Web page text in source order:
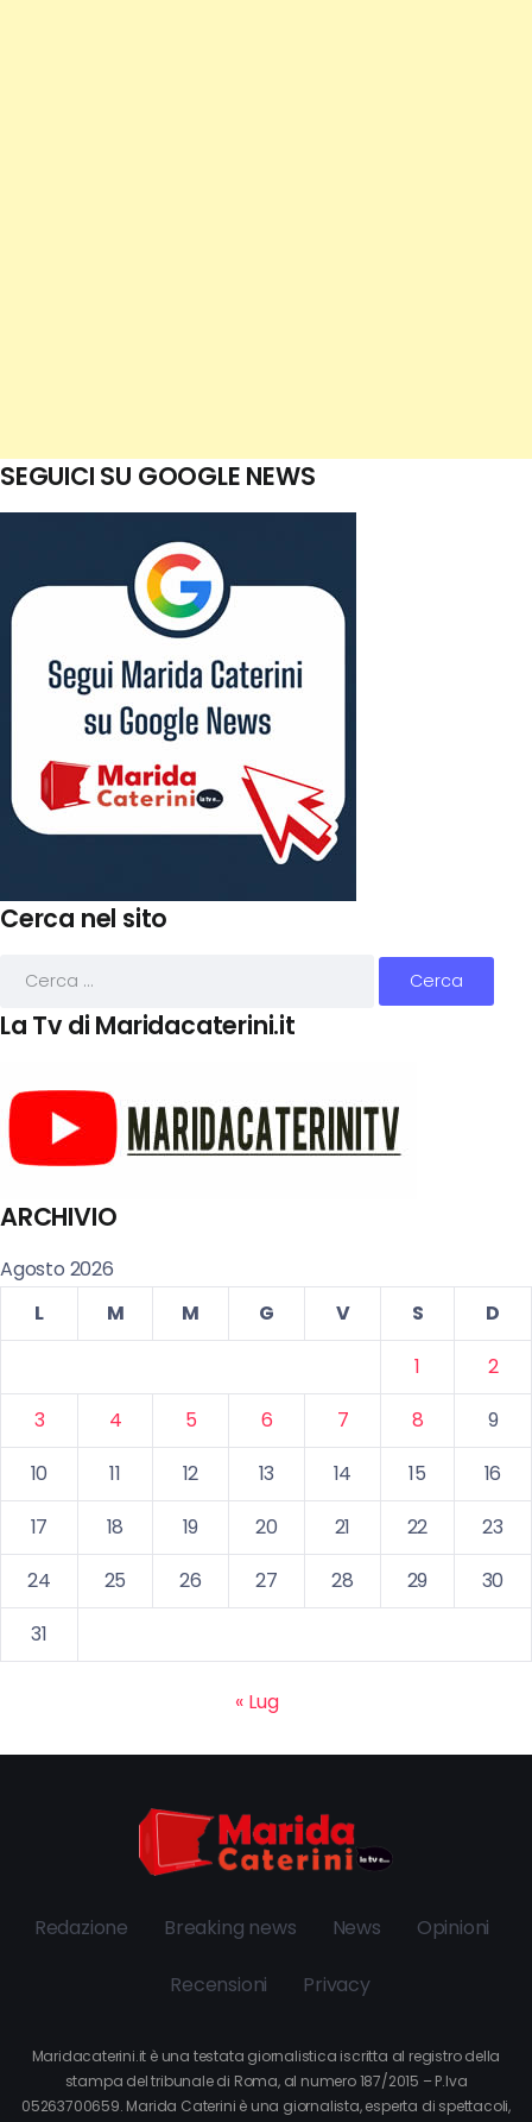
SEGUICI SU GOOGLE NEWS
Cerca nel sito
La Tv di Maridacaterini.it
ARCHIVIO
Agosto 2026
L
M M G V S
D
1
2
3
4 5 6 7 8
9
10
11 12 13 14 15
16
17
18 19 20 21 22
23
24
25 26 27 28 29
30
31
« Lug
Redazione Breaking news News Opinioni
Recensioni Privacy
Maridacaterini.it è una testata giornalistica iscritta al registro della
stampa del tribunale di Roma, al numero 187/2015 – P.Iva
05263700659. Marida Caterini è una giornalista, esperta di spettacoli,